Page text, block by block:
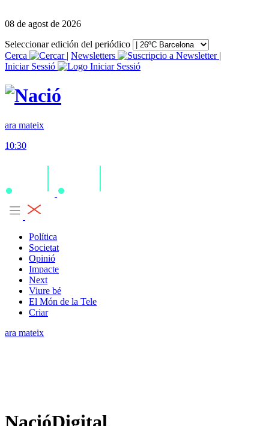
08 de agost de 2026
Seleccionar edición del periódico
Cerca
| Newsletters
|
Iniciar Sessió
ara mateix
10:30
Política
Societat
Opinió
Impacte
Next
Viure bé
El Món de la Tele
Criar
ara mateix